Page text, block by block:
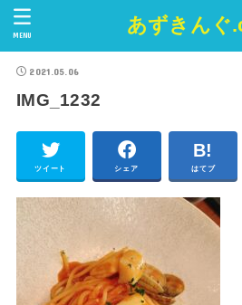
あずきんぐ
MENU
2021.05.06
IMG_1232
ツイート シェア はてブ